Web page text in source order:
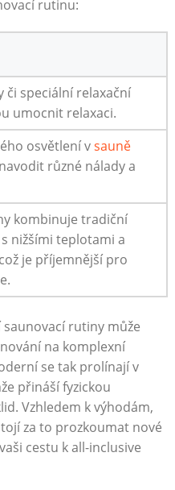
‍rutinu:
či speciální relaxační
umocnit relaxaci.
osvětlení vsauně
různé ⁢nálady a
kombinuje ⁢tradiční
‌nižšími teplotami a
je příjemnější pro
rutiny ⁢může
na komplexní⁢
se tak prolínají v
přináší fyzickou
Vzhledem k výhodám,
za to prozkoumat ​nové
cestu‍ k all-inclusive